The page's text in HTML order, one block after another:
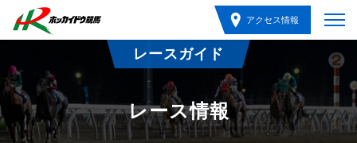
アクセス情報
レースガイド
レース情報